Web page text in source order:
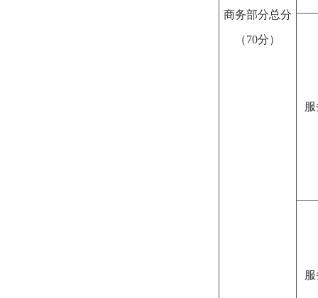
商务部分总分
（70分）